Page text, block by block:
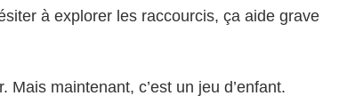
à explorer les raccourcis, ça aide grave
Mais maintenant, c’est un jeu d’enfant.